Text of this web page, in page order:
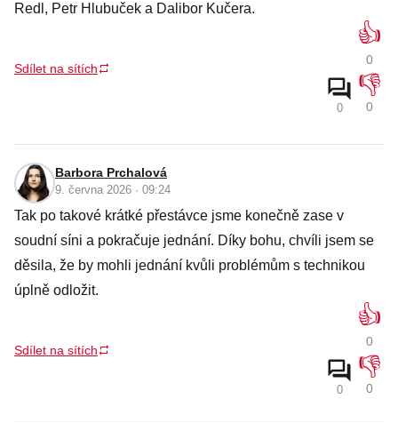
Redl, Petr Hlubuček a Dalibor Kučera.
Sdílet na sítích
0
👍
0
👎
0
Barbora Prchalová
9. června 2026 · 09:24
Tak po takové krátké přestávce jsme konečně zase v
soudní síni a pokračuje jednání. Díky bohu, chvíli jsem se
děsila, že by mohli jednání kvůli problémům s technikou
úplně odložit.
Sdílet na sítích
0
👍
0
👎
0